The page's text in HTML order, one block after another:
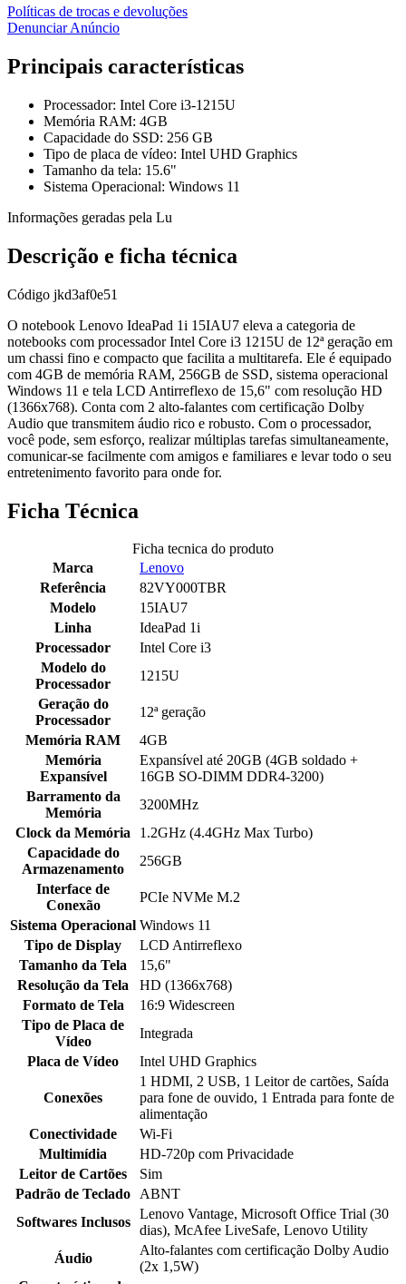
Políticas de trocas e devoluções
Denunciar Anúncio
Principais características
Processador: Intel Core i3-1215U
Memória RAM: 4GB
Capacidade do SSD: 256 GB
Tipo de placa de vídeo: Intel UHD Graphics
Tamanho da tela: 15.6"
Sistema Operacional: Windows 11
Informações geradas pela Lu
Descrição e ficha técnica
Código jkd3af0e51
O notebook Lenovo IdeaPad 1i 15IAU7 eleva a categoria de
notebooks com processador Intel Core i3 1215U de 12ª geração em
um chassi fino e compacto que facilita a multitarefa. Ele é equipado
com 4GB de memória RAM, 256GB de SSD, sistema operacional
Windows 11 e tela LCD Antirreflexo de 15,6" com resolução HD
(1366x768). Conta com 2 alto-falantes com certificação Dolby
Audio que transmitem áudio rico e robusto. Com o processador,
você pode, sem esforço, realizar múltiplas tarefas simultaneamente,
comunicar-se facilmente com amigos e familiares e levar todo o seu
entretenimento favorito para onde for.
Ficha Técnica
Ficha tecnica do produto
Marca
Lenovo
Referência
82VY000TBR
Modelo
15IAU7
Linha
IdeaPad 1i
Processador
Intel Core i3
Modelo do
Processador
1215U
Geração do
Processador
12ª geração
Memória RAM
4GB
Memória
Expansível
Expansível até 20GB (4GB soldado +
16GB SO-DIMM DDR4-3200)
Barramento da
Memória
3200MHz
Clock da Memória
1.2GHz (4.4GHz Max Turbo)
Capacidade do
Armazenamento
256GB
Interface de
Conexão
PCIe NVMe M.2
Sistema Operacional Windows 11
Tipo de Display
LCD Antirreflexo
Tamanho da Tela
15,6"
Resolução da Tela
HD (1366x768)
Formato de Tela
16:9 Widescreen
Tipo de Placa de
Vídeo
Integrada
Placa de Vídeo
Intel UHD Graphics
Conexões
1 HDMI, 2 USB, 1 Leitor de cartões, Saída
para fone de ouvido, 1 Entrada para fonte de
alimentação
Conectividade
Wi-Fi
Multimídia
HD-720p com Privacidade
Leitor de Cartões
Sim
Padrão de Teclado ABNT
Softwares Inclusos
Lenovo Vantage, Microsoft Office Trial (30
dias), McAfee LiveSafe, Lenovo Utility
Áudio
Alto-falantes com certificação Dolby Audio
(2x 1,5W)